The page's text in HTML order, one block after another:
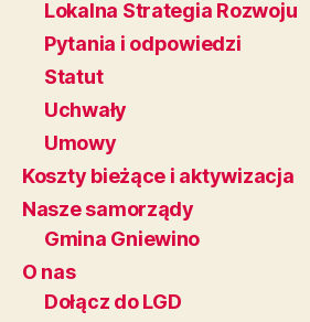
Lokalna Strategia Rozwoju
Pytania i odpowiedzi
Statut
Uchwały
Umowy
Koszty bieżące i aktywizacja
Nasze samorządy
Gmina Gniewino
O nas
Dołącz do LGD